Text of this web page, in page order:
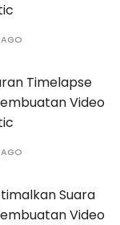
Timelapse
Video
Suara
Video